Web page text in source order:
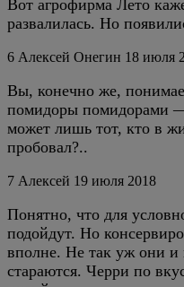
Вот агрофирма Лето
развалилась. Но
6 Алексей Онегин 18 июля
Вы, конечно же,
помидоры помидорами
может лишь тот, кто в
пробовал?..
7 Алексей 19 июля 2018
Понятно, что для
подойдут. Но
вполне. Не так уж они
стараются. Черри по